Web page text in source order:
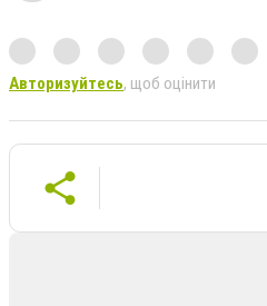
Авторизуйтесь, щоб оцінити